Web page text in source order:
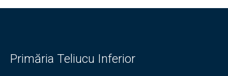
Primăria Teliucu Inferior